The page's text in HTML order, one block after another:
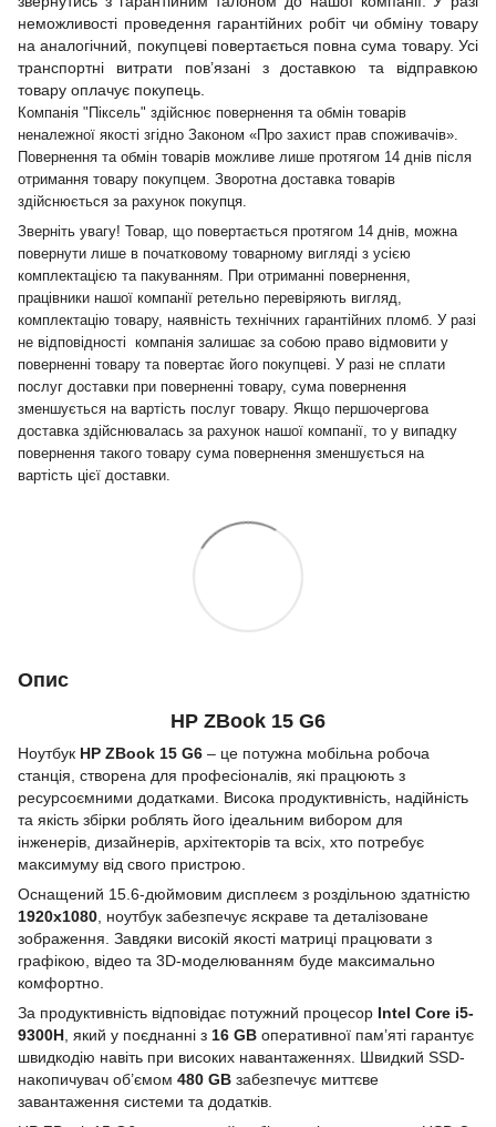
неможливості проведення гарантійних робіт чи обміну товару
на аналогічний, покупцеві повертається повна сума товару. Усі
транспортні витрати пов’язані з доставкою та відправкою
товару оплачує покупець.
Компанія "Піксель" здійснює повернення та обмін товарів
неналежної якості згідно Законом «Про захист прав споживачів».
Повернення та обмін товарів можливе лише протягом 14 днів після
отримання товару покупцем. Зворотна доставка товарів
здійснюється за рахунок покупця.
Зверніть увагу! Товар, що повертається протягом 14 днів, можна
повернути лише в початковому товарному вигляді з усією
комплектацією та пакуванням. При отриманні повернення,
працівники нашої компанії ретельно перевіряють вигляд,
комплектацію товару, наявність технічних гарантійних пломб. У разі
не відповідності компанія залишає за собою право відмовити у
поверненні товару та повертає його покупцеві. У разі не сплати
послуг доставки при поверненні товару, сума повернення
зменшується на вартість послуг товару. Якщо першочергова
доставка здійснювалась за рахунок нашої компанії, то у випадку
повернення такого товару сума повернення зменшується на
вартість цієї доставки.
Опис
HP ZBook 15 G6
Ноутбук HP ZBook 15 G6 – це потужна мобільна робоча
станція, створена для професіоналів, які працюють з
ресурсоємними додатками. Висока продуктивність, надійність
та якість збірки роблять його ідеальним вибором для
інженерів, дизайнерів, архітекторів та всіх, хто потребує
максимуму від свого пристрою.
Оснащений 15.6-дюймовим дисплеєм з роздільною здатністю
1920x1080 , ноутбук забезпечує яскраве та деталізоване
зображення. Завдяки високій якості матриці працювати з
графікою, відео та 3D-моделюванням буде максимально
комфортно.
За продуктивність відповідає потужний процесор Intel Core i5-
9300H , який у поєднанні з 16 GB оперативної пам’яті гарантує
швидкодію навіть при високих навантаженнях. Швидкий SSD-
накопичувач об’ємом 480 GB забезпечує миттєве
завантаження системи та додатків.